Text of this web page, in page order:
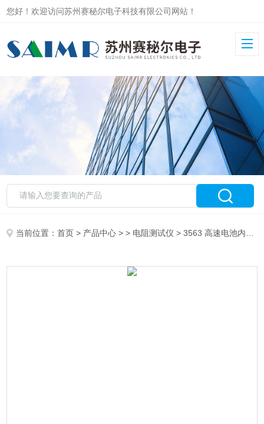
您好！欢迎访问苏州赛秘尔电子科技有限公司网站！
当前位置：首页 > 产品中心 > > 电阻测试仪 > 3563 高速电池内阻测试仪